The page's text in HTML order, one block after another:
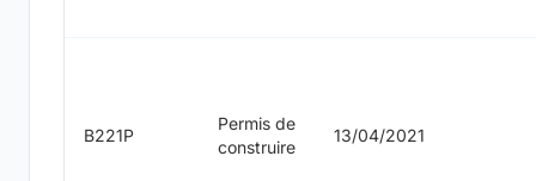
B221P
Permis de
construire
13/04/2021